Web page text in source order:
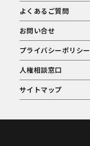
よくあるご質問
お問い合せ
プライバシーポリシー
人権相談窓口
サイトマップ